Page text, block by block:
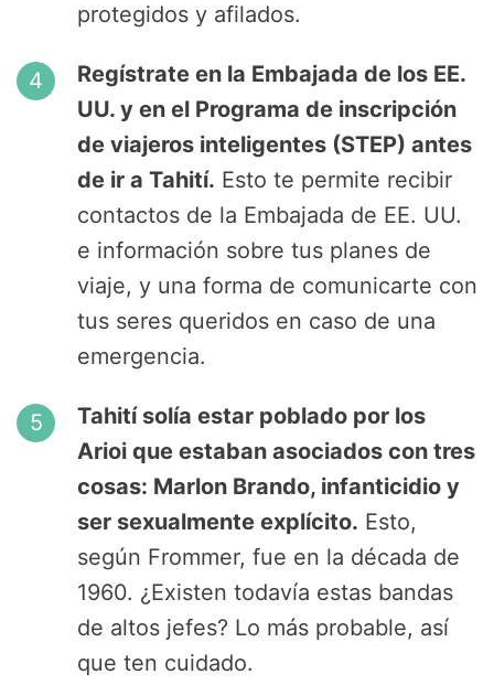
protegidos y afilados.
Regístrate en la Embajada de los EE.
UU. y en el Programa de inscripción
de viajeros inteligentes (STEP) antes
de ir a Tahití. Esto te permite recibir
contactos de la Embajada de EE. UU.
e información sobre tus planes de
viaje, y una forma de comunicarte con
tus seres queridos en caso de una
emergencia.
Tahití solía estar poblado por los
Arioi que estaban asociados con tres
cosas: Marlon Brando, infanticidio y
ser sexualmente explícito. Esto,
según Frommer, fue en la década de
1960. ¿Existen todavía estas bandas
de altos jefes? Lo más probable, así
que ten cuidado.